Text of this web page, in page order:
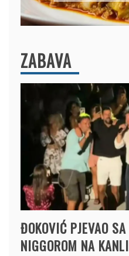
ZABAVA
ĐOKOVIĆ PJEVAO
NIGGOROM NA